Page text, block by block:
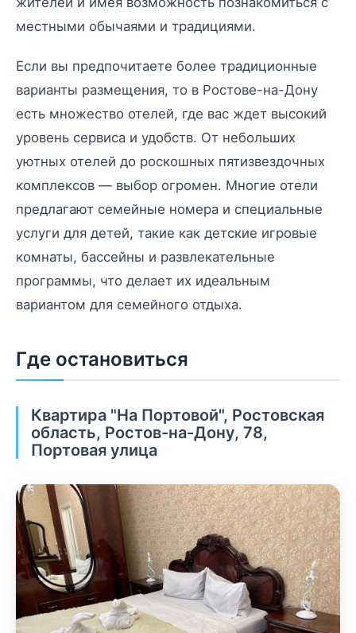
местными обычаями и традициями.
Если вы предпочитаете более традиционные
варианты размещения, то в Ростове-на-Дону
есть множество отелей, где вас ждет высокий
уровень сервиса и удобств. От небольших
уютных отелей до роскошных пятизвездочных
комплексов — выбор огромен. Многие отели
предлагают семейные номера и специальные
услуги для детей, такие как детские игровые
комнаты, бассейны и развлекательные
программы, что делает их идеальным
вариантом для семейного отдыха.
Где остановиться
Квартира "На Портовой", Ростовская
область, Ростов-на-Дону, 78,
Портовая улица